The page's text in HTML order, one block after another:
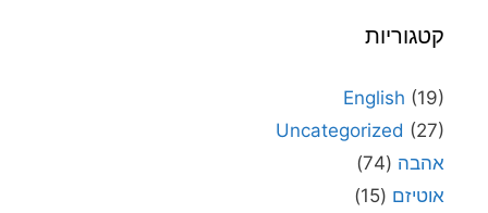
קטגוריות
English (19)
Uncategorized (27)
אהבה (74)
אוטיזם (15)